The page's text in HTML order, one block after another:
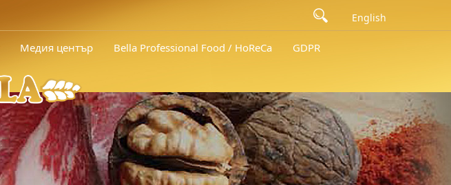
English
Медия център Bella Professional Food / HoReCa GDPR